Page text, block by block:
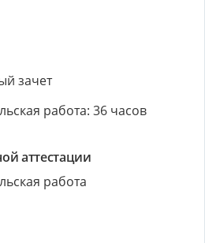
зачет
работа: 36 часов
аттестации
работа